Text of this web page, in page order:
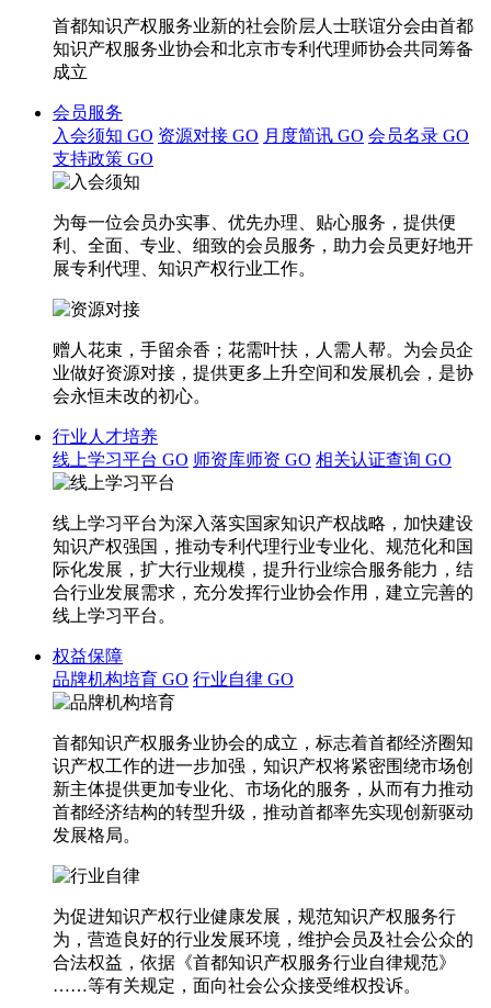
首都知识产权服务业新的社会阶层人士联谊分会由首都
知识产权服务业协会和北京市专利代理师协会共同筹备
成立
会员服务
入会须知 GO 资源对接 GO 月度简讯 GO 会员名录 GO
支持政策 GO
为每一位会员办实事、优先办理、贴心服务，提供便
利、全面、专业、细致的会员服务，助力会员更好地开
展专利代理、知识产权行业工作。
赠人花束，手留余香；花需叶扶，人需人帮。为会员企
业做好资源对接，提供更多上升空间和发展机会，是协
会永恒未改的初心。
行业人才培养
线上学习平台 GO 师资库师资 GO 相关认证查询 GO
线上学习平台为深入落实国家知识产权战略，加快建设
知识产权强国，推动专利代理行业专业化、规范化和国
际化发展，扩大行业规模，提升行业综合服务能力，结
合行业发展需求，充分发挥行业协会作用，建立完善的
线上学习平台。
权益保障
品牌机构培育 GO 行业自律 GO
首都知识产权服务业协会的成立，标志着首都经济圈知
识产权工作的进一步加强，知识产权将紧密围绕市场创
新主体提供更加专业化、市场化的服务，从而有力推动
首都经济结构的转型升级，推动首都率先实现创新驱动
发展格局。
为促进知识产权行业健康发展，规范知识产权服务行
为，营造良好的行业发展环境，维护会员及社会公众的
合法权益，依据《首都知识产权服务行业自律规范》
……等有关规定，面向社会公众接受维权投诉。